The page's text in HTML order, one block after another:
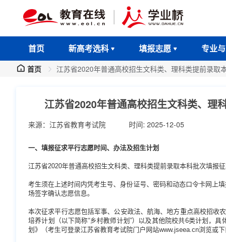
首页 新高考选科 填报志愿 专业
首页 江苏省2020年普通高校招生文科类、理科类提前录取
江苏省2020年普通高校招生文科类、理
来源：江苏省教育考试院 时间: 2025-12-05
一、填报征求平行志愿时间、办法及招生计划
江苏省2020年普通高校招生文科类、理科类提前录取本科批次填报
考生须在上述时间内凭考生号、身份证号、密码和动态口令卡网上
场签字确认志愿信息。
本次征求平行志愿包括军事、公安政法、航海、地方重点高校招收
培养计划（以下简称“乡村教师计划”）以及其他院校共6类计划，
划》（考生可登录江苏省教育考试院门户网站www.jseea.cn浏览或下